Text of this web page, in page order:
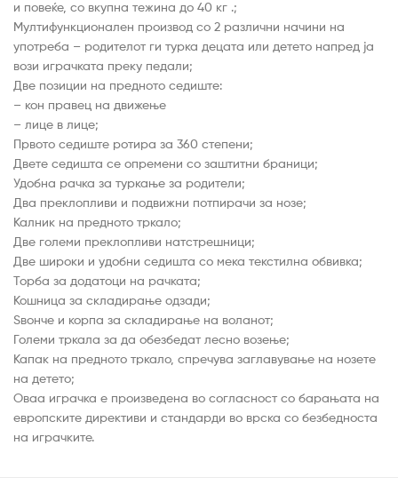
и повеќе, со вкупна тежина до 40 кг .;
Мултифункционален производ со 2 различни начини на
употреба – родителот ги турка децата или детето напред ја
вози играчката преку педали;
Две позиции на предното седиште:
– кон правец на движење
– лице в лице;
Првото седиште ротира за 360 степени;
Двете седишта се опремени со заштитни браници;
Удобна рачка за туркање за родители;
Два преклопливи и подвижни потпирачи за нозе;
Калник на предното тркало;
Две големи преклопливи натстрешници;
Две широки и удобни седишта со мека текстилна обвивка;
Торба за додатоци на рачката;
Кошница за складирање одзади;
Ѕвонче и корпа за складирање на воланот;
Големи тркала за да обезбедат лесно возење;
Капак на предното тркало, спречува заглавување на нозете
на детето;
Оваа играчка е произведена во согласност со барањата на
европските директиви и стандарди во врска со безбедноста
на играчките.